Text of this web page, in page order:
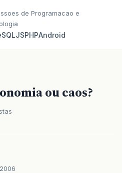
de Programacao e
SQLJSPHPAndroid
ou caos?